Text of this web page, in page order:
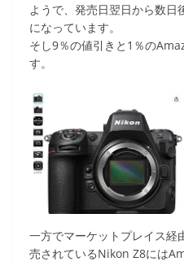
ようで、発売日翌日から数日
になっています。
そし9％の値引きと1％の
す。
一方でマーケットプレイス経
売されているNikon Z8には